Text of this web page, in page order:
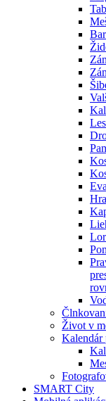
Život v
Kalendár
SMART City